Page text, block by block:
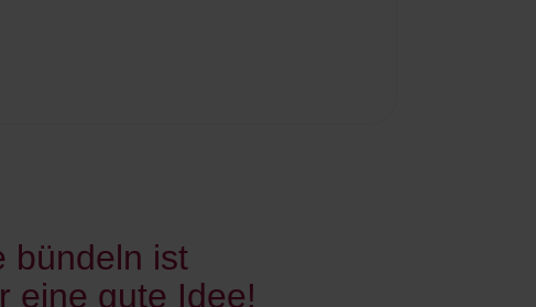
bündeln ist
eine gute Idee!